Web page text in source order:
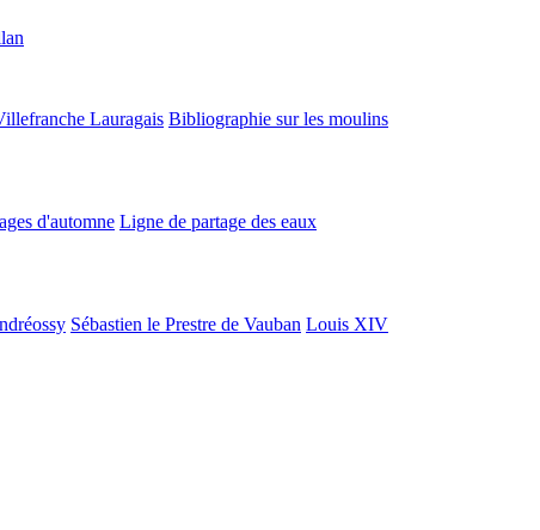
Lauragais Bibliographie sur les moulins
d'automne Ligne de partage des eaux
Sébastien le Prestre de Vauban Louis XIV